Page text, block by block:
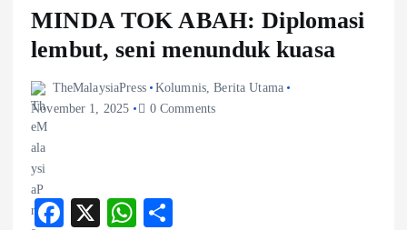
MINDA TOK ABAH: Diplomasi
lembut, seni menunduk kuasa
TheMalaysiaPress Kolumnis,Berita Utama
November 1, 2025
0 Comments
F
X
W